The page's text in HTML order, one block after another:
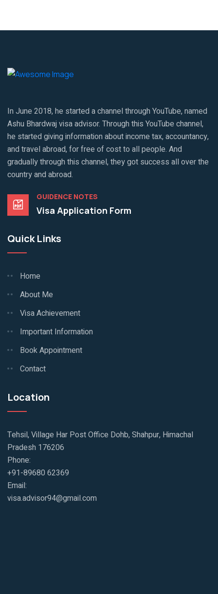
In June 2018, he started a channel through YouTube, named
Ashu Bhardwaj visa advisor. Through this YouTube channel,
he started giving information about income tax, accountancy,
and travel abroad, for free of cost to all people. And
gradually through this channel, they got success all over the
country and abroad.
GUIDENCE NOTES
Visa Application Form
Quick Links
Home
About Me
Visa Achievement
Important Information
Book Appointment
Contact
Location
Tehsil, Village Har Post Office Dohb, Shahpur, Himachal
Pradesh 176206
Phone:
+91-89680 62369
Email:
visa.advisor94@gmail.com